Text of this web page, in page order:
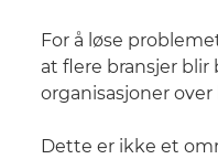
For å løse
at flere bransjer
organisasjoner
Dette er ikke et